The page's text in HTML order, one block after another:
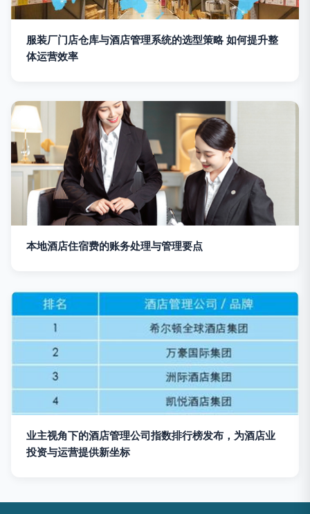
服装厂门店仓库与酒店管理系统的选型策略 如何提升整
体运营效率
本地酒店住宿费的账务处理与管理要点
业主视角下的酒店管理公司指数排行榜发布，为酒店业
投资与运营提供新坐标